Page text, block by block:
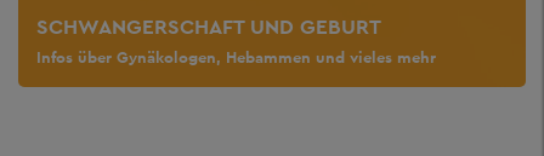
SCHWANGERSCHAFT UND GEBURT
Infos über Gynäkologen, Hebammen und vieles mehr